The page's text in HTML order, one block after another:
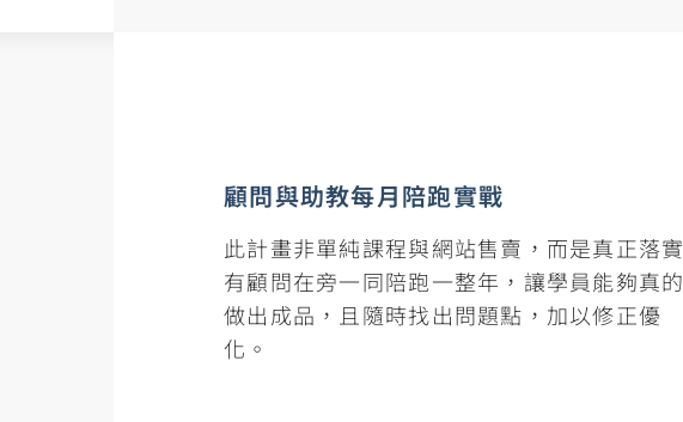
顧問與助教每月陪跑實戰
此計畫非單純課程與網站售賣，而是真正落實
有顧問在旁一同陪跑一整年，讓學員能夠真的
做出成品，且隨時找出問題點，加以修正優
化。